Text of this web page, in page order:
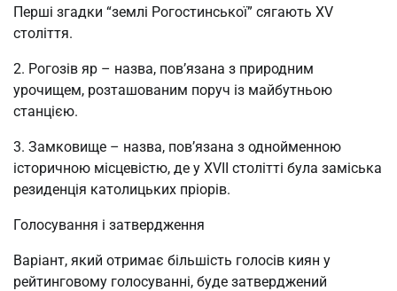
Перші згадки “землі Рогостинської” сягають XV
століття.
2. Рогозів яр – назва, пов’язана з природним
урочищем, розташованим поруч із майбутньою
станцією.
3. Замковище – назва, пов’язана з однойменною
історичною місцевістю, де у XVII столітті була заміська
резиденція католицьких пріорів.
Голосування і затвердження
Варіант, який отримає більшість голосів киян у
рейтинговому голосуванні, буде затверджений